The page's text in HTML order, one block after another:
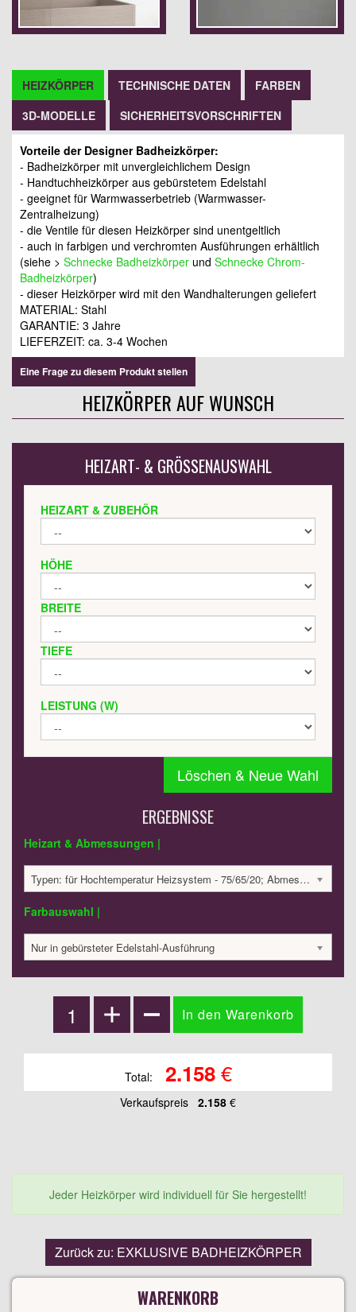
HEIZKÖRPER TECHNISCHE DATEN
FARBEN
3D-MODELLE
SICHERHEITSVORSCHRIFTEN
Vorteile der Designer Badheizkörper:
- Badheizkörper mit unvergleichlichem Design
- Handtuchheizkörper aus gebürstetem Edelstahl
- geeignet für Warmwasserbetrieb (Warmwasser-
Zentralheizung)
- die Ventile für diesen Heizkörper sind unentgeltlich
- auch in farbigen und verchromten Ausführungen erhältlich
(siehe > Schnecke Badheizkörper und Schnecke Chrom-
Badheizkörper)
- dieser Heizkörper wird mit den Wandhalterungen geliefert
MATERIAL: Stahl
GARANTIE: 3 Jahre
LIEFERZEIT: ca. 3-4 Wochen
Eine Frage zu diesem Produkt stellen
HEIZKÖRPER AUF WUNSCH
HEIZART- & GRÖSSENAUSWAHL
HEIZART & ZUBEHÖR
HÖHE
BREITE
TIEFE
LEISTUNG (W)
Löschen & Neue Wahl
ERGEBNISSE
Heizart & Abmessungen |
Typen: für Hochtemperatur Heizsystem - 75/65/20; Abmessungen: 450x850x50 mm; 305 Watt:; 2157.87 €
Farbauswahl |
Nur in gebürsteter Edelstahl-Ausführung
Total: 2.158€
Verkaufspreis 2.158 €
Jeder Heizkörper wird individuell für Sie hergestellt!
Zurück zu: EXKLUSIVE BADHEIZKÖRPER
WARENKORB